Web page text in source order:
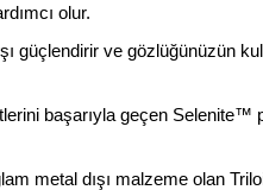
olur.
güçlendirir ve gözlüğünüzün
başarıyla geçen Selenite™
metal dışı malzeme olan